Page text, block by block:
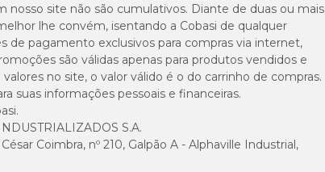
nosso site não são cumulativos. Diante de duas ou mais
lhe convém, isentando a Cobasi de qualquer
de pagamento exclusivos para compras via internet,
são válidas apenas para produtos vendidos e
no site, o valor válido é o do carrinho de compras.
suas informações pessoais e financeiras.
S.A.
Coimbra, nº 210, Galpão A - Alphaville Industrial,